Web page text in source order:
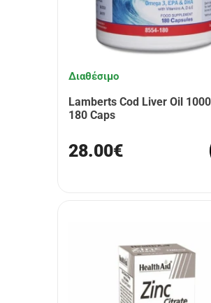
Διαθέσιμο
Lamberts Cod Liver Oil
180 Caps
28.00€